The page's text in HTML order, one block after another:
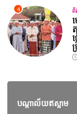
4 ព័
បណ្តាល័យឥស្លាម